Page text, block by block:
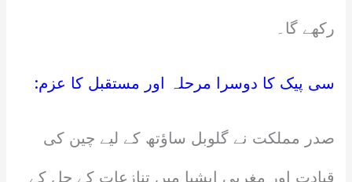
رکھے گا۔
سی پیک کا دوسرا مرحلہ اور مستقبل کا عزم:
صدر مملکت نے گلوبل ساؤتھ کے لیے چین کی
قیادت اور مغربی ایشیا میں تنازعات کے حل کے